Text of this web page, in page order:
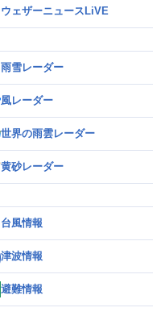
ウェザーニュースLiVE
雨雪レーダー
風レーダー
世界の雨雲レーダー
黄砂レーダー
台風情報
津波情報
避難情報